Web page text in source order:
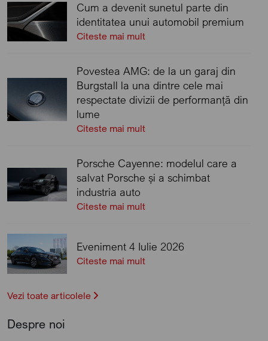
Cum a devenit sunetul parte din
identitatea unui automobil premium
Citeste mai mult
Povestea AMG: de la un garaj din
Burgstall la una dintre cele mai
respectate divizii de performanță din
lume
Citeste mai mult
Porsche Cayenne: modelul care a
salvat Porsche și a schimbat
industria auto
Citeste mai mult
Eveniment 4 Iulie 2026
Citeste mai mult
Vezi toate articolele
Despre noi